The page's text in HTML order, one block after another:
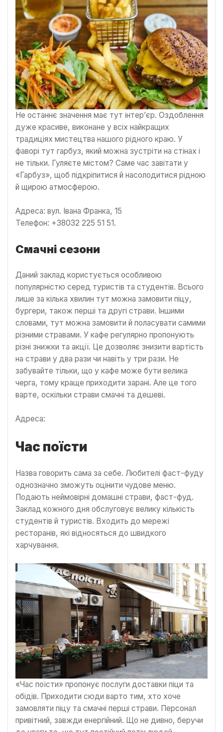
Не останнє значення має тут інтер’єр. Оздоблення
дуже красиве, виконане у всіх найкращих
традиціях мистецтва нашого рідного краю. У
фаворі тут гарбуз, який можна зустріти на стінах і
не тільки. Гуляєте містом? Саме час завітати у
«Гарбуз», щоб підкріпитися й насолодитися рідною
й щирою атмосферою.
Адреса: вул. Івана Франка, 15
Телефон: +38032 225 51 51.
Смачні сезони
Даний заклад користується особливою
популярністю серед туристів та студентів. Всього
лише за кілька хвилин тут можна замовити піцу,
бургери, також перші та другі страви. Іншими
словами, тут можна замовити й поласувати самими
різними стравами. У кафе регулярно пропонують
різні знижки та акції. Це дозволяє знизити вартість
на страви у два рази чи навіть у три рази. Не
забувайте тільки, що у кафе може бути велика
черга, тому краще приходити зарані. Але це того
варте, оскільки страви смачні та дешеві.
Адреса:
Час поїсти
Назва говорить сама за себе. Любителі фаст-фуду
однозначно зможуть оцінити чудове меню.
Подають неймовірні домашні страви, фаст-фуд.
Заклад кожного дня обслуговує велику кількість
студентів й туристів. Входить до мережі
ресторанів, які відносяться до швидкого
харчування.
«Час поїсти» пропонує послуги доставки піци та
обідів. Приходити сюди варто тим, хто хоче
замовляти піцу та смачні перші страви. Персонал
привітний, завжди енергійний. Що не дивно, беручи